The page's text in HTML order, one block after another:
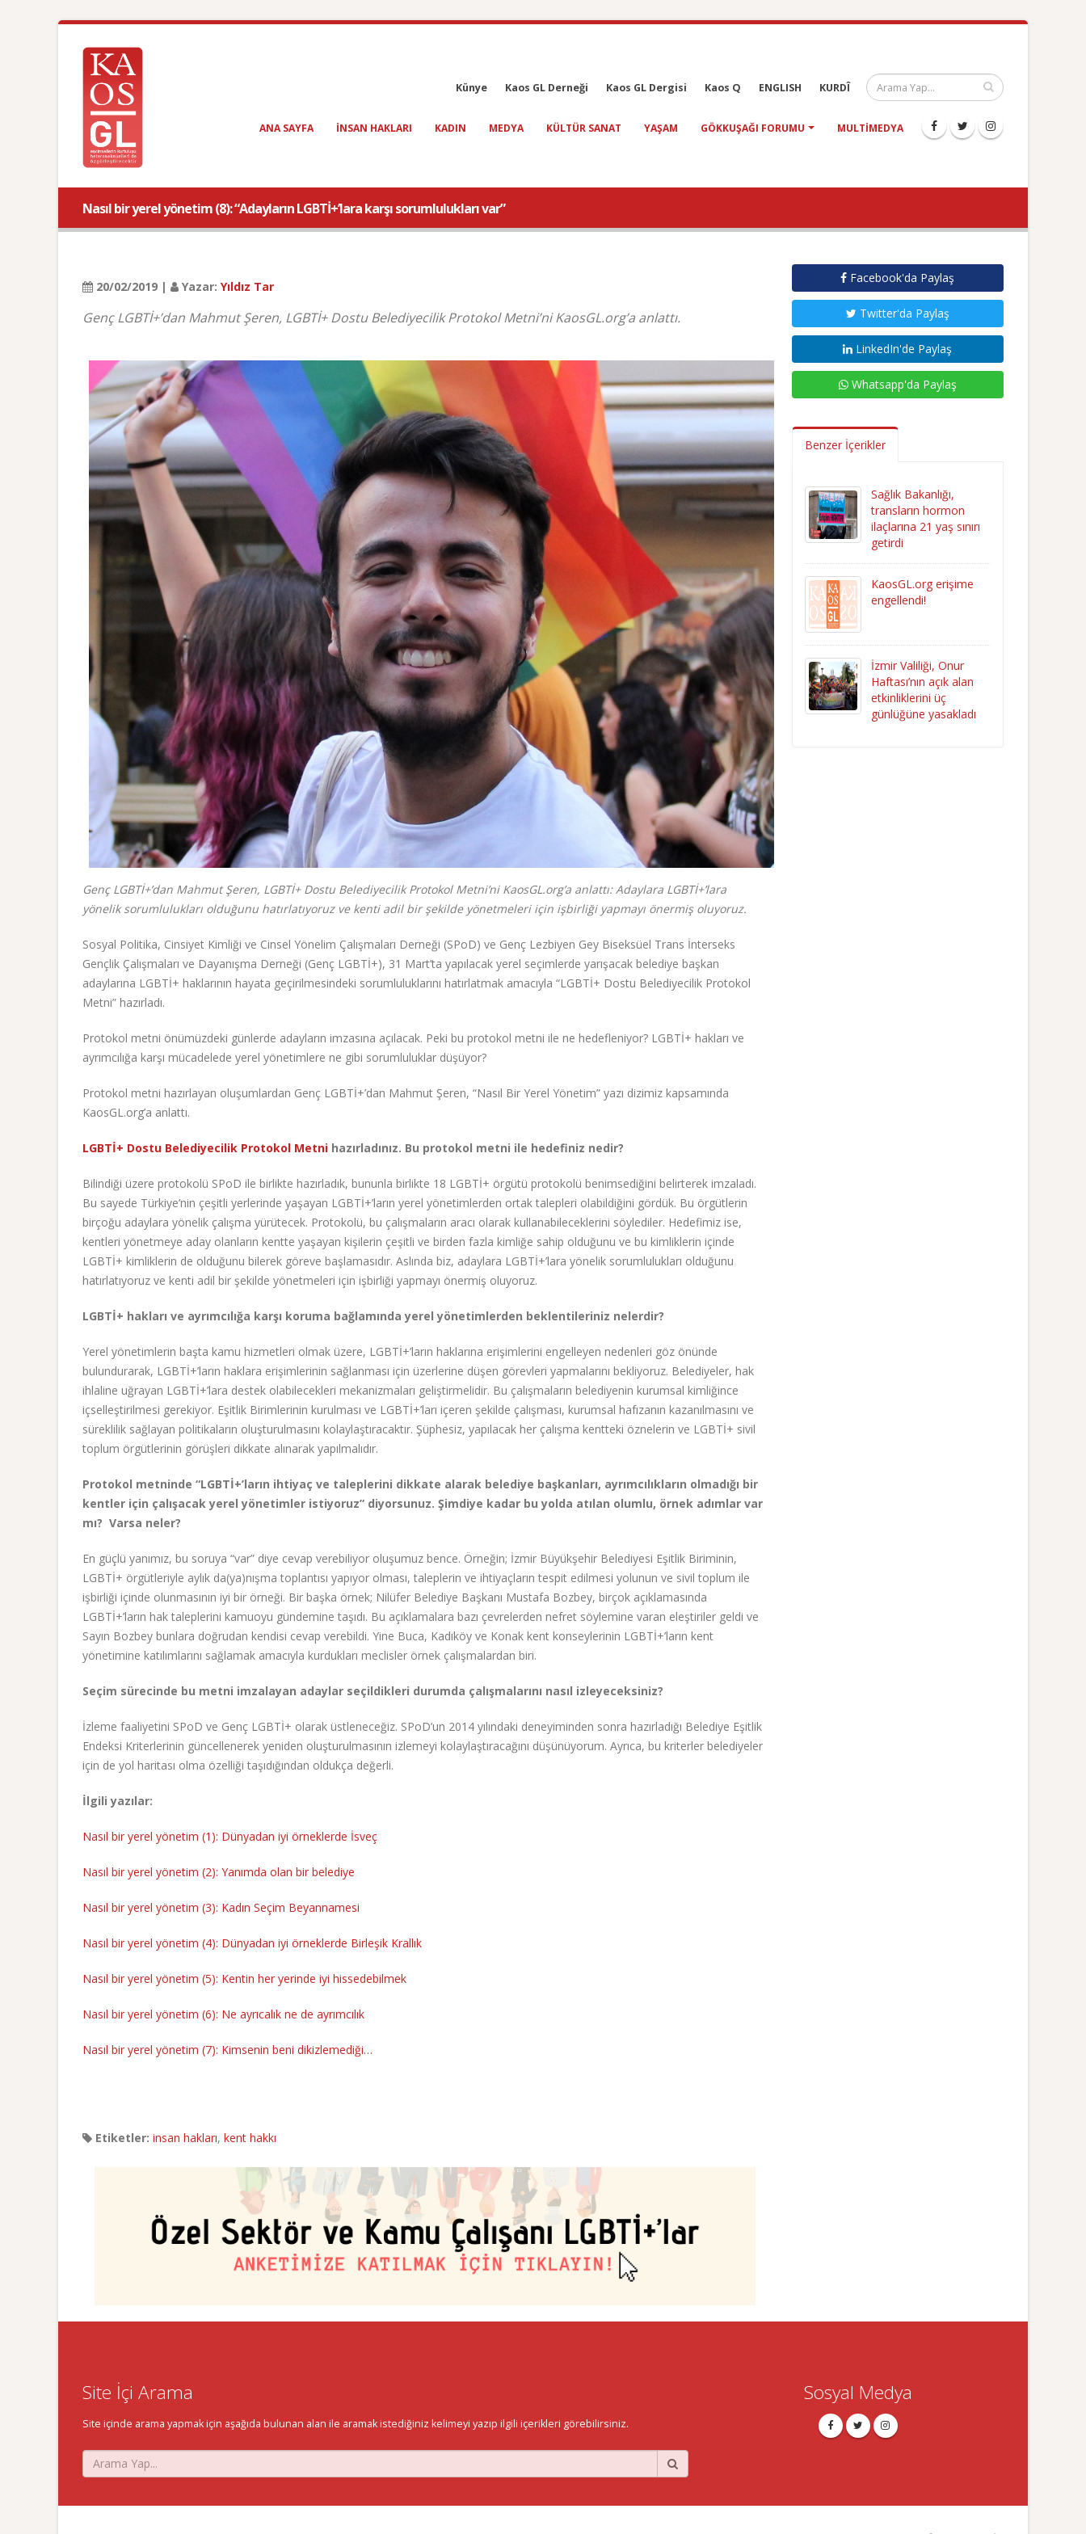
Künye Kaos GL Derneği Kaos GL Dergisi Kaos Q ENGLISH KURDÎ
ANA SAYFA INSAN HAKLARI KADIN MEDYA KÜLTÜR SANAT YAŞAM GÖKKUŞAĞI FORUMU MULTIMEDYA
Nasıl bir yerel yönetim (8): “Adayların LGBTİ+’lara karşı sorumlulukları var”
20/02/2019 | Yazar: Yıldız Tar
Genç LGBTİ+’dan Mahmut Şeren, LGBTİ+ Dostu Belediyecilik Protokol Metni’ni KaosGL.org’a anlattı.
Genç LGBTİ+’dan Mahmut Şeren, LGBTİ+ Dostu Belediyecilik Protokol Metni’ni KaosGL.org’a anlattı: Adaylara LGBTİ+’lara
yönelik sorumlulukları olduğunu hatırlatıyoruz ve kenti adil bir şekilde yönetmeleri için işbirliği yapmayı önermiş oluyoruz.
Sosyal Politika, Cinsiyet Kimliği ve Cinsel Yönelim Çalışmaları Derneği (SPoD) ve Genç Lezbiyen Gey Biseksüel Trans İnterseks
Gençlik Çalışmaları ve Dayanışma Derneği (Genç LGBTİ+), 31 Mart’ta yapılacak yerel seçimlerde yarışacak belediye başkan
adaylarına LGBTİ+ haklarının hayata geçirilmesindeki sorumluluklarını hatırlatmak amacıyla “LGBTİ+ Dostu Belediyecilik Protokol
Metni” hazırladı.
Protokol metni önümüzdeki günlerde adayların imzasına açılacak. Peki bu protokol metni ile ne hedefleniyor? LGBTİ+ hakları ve
ayrımcılığa karşı mücadelede yerel yönetimlere ne gibi sorumluluklar düşüyor?
Protokol metni hazırlayan oluşumlardan Genç LGBTİ+’dan Mahmut Şeren, “Nasıl Bir Yerel Yönetim” yazı dizimiz kapsamında
KaosGL.org’a anlattı.
LGBTİ+ Dostu Belediyecilik Protokol Metni hazırladınız. Bu protokol metni ile hedefiniz nedir?
Bilindiği üzere protokolü SPoD ile birlikte hazırladık, bununla birlikte 18 LGBTİ+ örgütü protokolü benimsediğini belirterek imzaladı.
Bu sayede Türkiye’nin çeşitli yerlerinde yaşayan LGBTİ+’ların yerel yönetimlerden ortak talepleri olabildiğini gördük. Bu örgütlerin
birçoğu adaylara yönelik çalışma yürütecek. Protokolü, bu çalışmaların aracı olarak kullanabileceklerini söylediler. Hedefimiz ise,
kentleri yönetmeye aday olanların kentte yaşayan kişilerin çeşitli ve birden fazla kimliğe sahip olduğunu ve bu kimliklerin içinde
LGBTİ+ kimliklerin de olduğunu bilerek göreve başlamasıdır. Aslında biz, adaylara LGBTİ+’lara yönelik sorumlulukları olduğunu
hatırlatıyoruz ve kenti adil bir şekilde yönetmeleri için işbirliği yapmayı önermiş oluyoruz.
LGBTİ+ hakları ve ayrımcılığa karşı koruma bağlamında yerel yönetimlerden beklentileriniz nelerdir?
Yerel yönetimlerin başta kamu hizmetleri olmak üzere, LGBTİ+’ların haklarına erişimlerini engelleyen nedenleri göz önünde
bulundurarak, LGBTİ+’ların haklara erişimlerinin sağlanması için üzerlerine düşen görevleri yapmalarını bekliyoruz. Belediyeler, hak
ihlaline uğrayan LGBTİ+’lara destek olabilecekleri mekanizmaları geliştirmelidir. Bu çalışmaların belediyenin kurumsal kimliğince
içselleştirilmesi gerekiyor. Eşitlik Birimlerinin kurulması ve LGBTİ+’ları içeren şekilde çalışması, kurumsal hafızanın kazanılmasını ve
süreklilik sağlayan politikaların oluşturulmasını kolaylaştıracaktır. Şüphesiz, yapılacak her çalışma kentteki öznelerin ve LGBTİ+ sivil
toplum örgütlerinin görüşleri dikkate alınarak yapılmalıdır.
Protokol metninde “LGBTİ+’ların ihtiyaç ve taleplerini dikkate alarak belediye başkanları, ayrımcılıkların olmadığı bir
kentler için çalışacak yerel yönetimler istiyoruz” diyorsunuz. Şimdiye kadar bu yolda atılan olumlu, örnek adımlar var
mı? Varsa neler?
En güçlü yanımız, bu soruya “var” diye cevap verebiliyor oluşumuz bence. Örneğin; İzmir Büyükşehir Belediyesi Eşitlik Biriminin,
LGBTİ+ örgütleriyle aylık da(ya)nışma toplantısı yapıyor olması, taleplerin ve ihtiyaçların tespit edilmesi yolunun ve sivil toplum ile
işbirliği içinde olunmasının iyi bir örneği. Bir başka örnek; Nilüfer Belediye Başkanı Mustafa Bozbey, birçok açıklamasında
LGBTİ+’ların hak taleplerini kamuoyu gündemine taşıdı. Bu açıklamalara bazı çevrelerden nefret söylemine varan eleştiriler geldi ve
Sayın Bozbey bunlara doğrudan kendisi cevap verebildi. Yine Buca, Kadıköy ve Konak kent konseylerinin LGBTİ+’ların kent
yönetimine katılımlarını sağlamak amacıyla kurdukları meclisler örnek çalışmalardan biri.
Seçim sürecinde bu metni imzalayan adaylar seçildikleri durumda çalışmalarını nasıl izleyeceksiniz?
İzleme faaliyetini SPoD ve Genç LGBTİ+ olarak üstleneceğiz. SPoD’un 2014 yılındaki deneyiminden sonra hazırladığı Belediye Eşitlik
Endeksi Kriterlerinin güncellenerek yeniden oluşturulmasının izlemeyi kolaylaştıracağını düşünüyorum. Ayrıca, bu kriterler belediyeler
için de yol haritası olma özelliği taşıdığından oldukça değerli.
İlgili yazılar:
Nasıl bir yerel yönetim (1): Dünyadan iyi örneklerde İsveç
Nasıl bir yerel yönetim (2): Yanımda olan bir belediye
Nasıl bir yerel yönetim (3): Kadın Seçim Beyannamesi
Nasıl bir yerel yönetim (4): Dünyadan iyi örneklerde Birleşik Krallık
Nasıl bir yerel yönetim (5): Kentin her yerinde iyi hissedebilmek
Nasıl bir yerel yönetim (6): Ne ayrıcalık ne de ayrımcılık
Nasıl bir yerel yönetim (7): Kimsenin beni dikizlemediği…
Etiketler: insan hakları, kent hakkı
Facebook'da Paylaş
Twitter'da Paylaş
LinkedIn'de Paylaş
Whatsapp'da Paylaş
Benzer İçerikler
Sağlık Bakanlığı,
transların hormon
ilaçlarına 21 yaş sınırı
getirdi
KaosGL.org erişime
engellendi!
İzmir Valiliği, Onur
Haftası’nın açık alan
etkinliklerini üç
günlüğüne yasakladı
Site İçi Arama
Site içinde arama yapmak için aşağıda bulunan alan ile aramak istediğiniz kelimeyi yazıp ilgili içerikleri görebilirsiniz.
Sosyal Medya